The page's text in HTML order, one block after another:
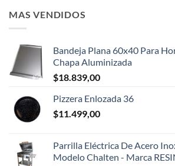
MAS VENDIDOS
Bandeja Plana 60x40 Para
Chapa Aluminizada
$18.839,00
Pizzera Enlozada 36
$11.499,00
Parrilla Eléctrica De Acero
Modelo Chalten - Marca